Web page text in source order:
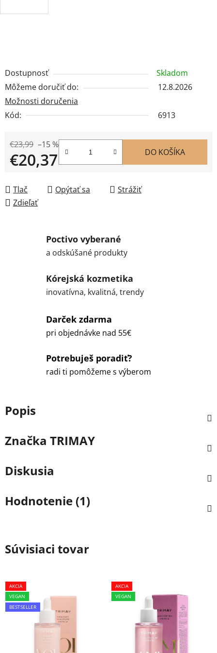
Dostupnosť
Skladom
Môžeme doručiť do:
12.8.2026
Možnosti doručenia
Kód:
6913
€23,99 –15 %
€20,37 DO KOŠÍKA
Tlač Opýtať sa
Strážiť
Zdieľať
Poctivo vyberané
a odskúšané produkty
Kórejská kozmetika
inovatívna, kvalitná, trendy
Darček zdarma
pri objednávke nad 55€
Potrebuješ poradiť?
radi ti pomôžeme s výberom
Popis
Značka TRIMAY
Diskusia
Hodnotenie (1)
Súvisiaci tovar
AKCIA
VEGAN
BESTSELLER
AKCIA
VEGAN